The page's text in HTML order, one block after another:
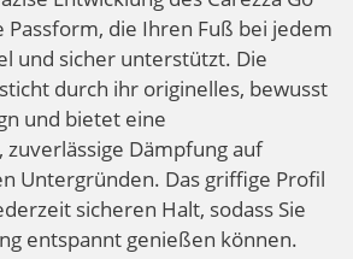
die Ihren Fuß bei jedem
und sicher unterstützt. Die
durch ihr originelles, bewusst
und bietet eine
Dämpfung auf
Untergründen. Das griffige Profil
sicheren Halt, sodass Sie
entspannt genießen können.